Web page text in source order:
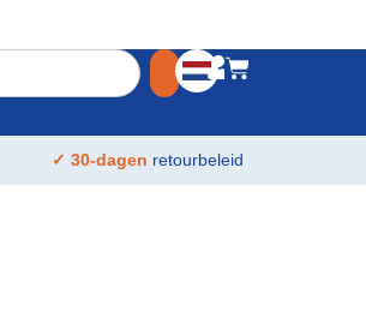
✓ 30-dagen retourbeleid